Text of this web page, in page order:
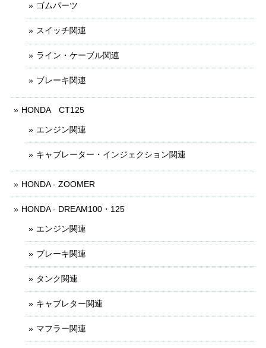
ゴムパーツ
スイッチ関連
ライン・ケーブル関連
ブレーキ関連
HONDA CT125
エンジン関連
キャブレーター・インジェクション関連
HONDA - ZOOMER
HONDA - DREAM100・125
エンジン関連
ブレーキ関連
タンク関連
キャブレター関連
マフラー関連